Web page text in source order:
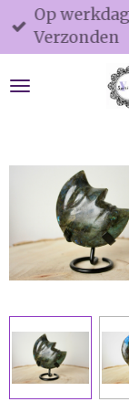
Ga
direct
de
Op
Verzonden